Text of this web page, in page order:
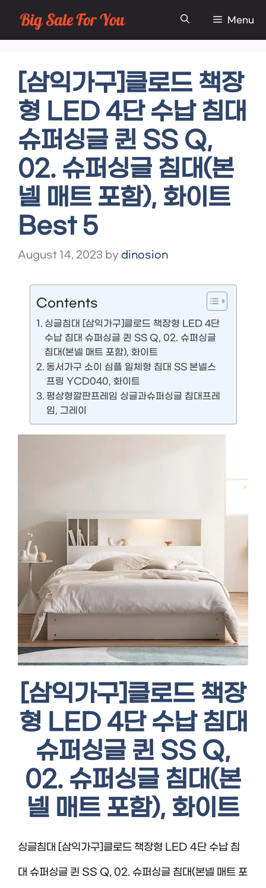
Skip
to
Menu
[삼익가구]클로드 책장
형 LED 4단 수납 침대
슈퍼싱글 퀸 SS Q,
02. 슈퍼싱글 침대(본
넬 매트 포함), 화이트
Best 5
August 14, 2023 by dinosion
Contents
싱글침대 [삼익가구]클로드 책장형 LED 4단
수납 침대 슈퍼싱글 퀸 SS Q, 02. 슈퍼싱글
침대(본넬 매트 포함), 화이트
동서가구 소이 심플 일체형 침대 SS 본넬스
프링 YCD040, 화이트
평상형깔판프레임 싱글과슈퍼싱글 침대프레
임, 그레이
[삼익가구]클로드 책장
형 LED 4단 수납 침대
슈퍼싱글 퀸 SS Q,
02. 슈퍼싱글 침대(본
넬 매트 포함), 화이트
싱글침대 [삼익가구]클로드 책장형 LED 4단 수납 침
대 슈퍼싱글 퀸 SS Q, 02. 슈퍼싱글 침대(본넬 매트 포